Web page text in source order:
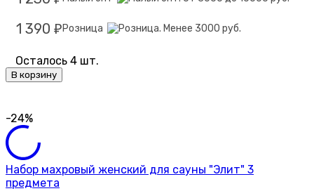
1 390 ₽ Розница
Осталось 4 шт.
В корзину
-24%
Набор махровый женский для сауны "Элит" 3
предмета